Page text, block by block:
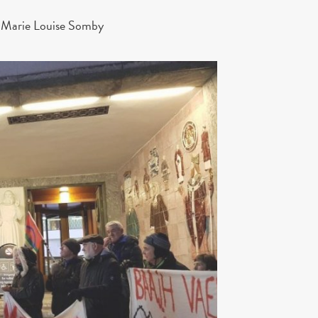
Louise Somby